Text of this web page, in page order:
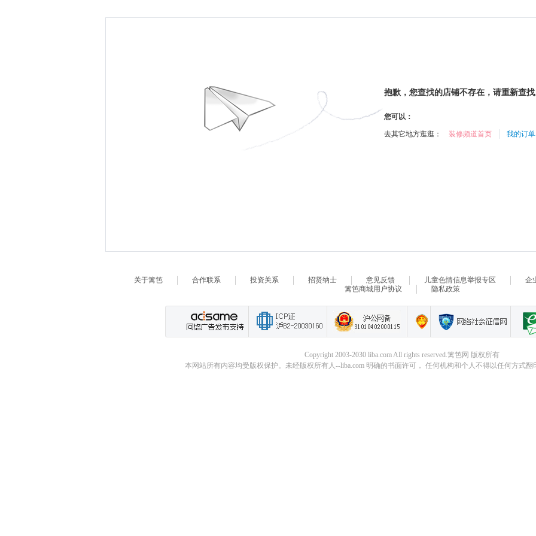
抱歉，您查找的店铺不存在，请重新查
您可以：
去其它地方逛逛： 装修频道首页 我的订单
关于篱笆 合作联系 投资关系 招贤纳士 意见反馈 儿童色情信息举报专区
企
篱笆商城用户协议
隐私政策
Copyright 2003-2030 liba.com All rights reserved.篱笆网 版权所有
本网站所有内容均受版权保护。未经版权所有人--liba.com 明确的书面许可， 任何机构和个人不得以任何方式